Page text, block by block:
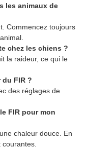
les animaux de
Commencez toujours
chez les chiens ?
la raideur, ce qui le
FIR ?
des réglages de
FIR pour mon
chaleur douce. En
courantes.